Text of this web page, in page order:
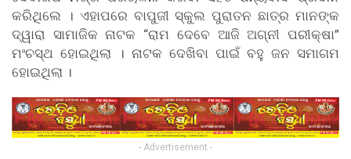
କରିଥିଲେ । ଏହାପରେ ବାପୁଜୀ ସ୍କୁଲ ପୁରାତନ ଛାତ୍ର ମାନଙ୍କ
ଦ୍ୱାରା ସାମାଜିକ ନାଟକ “ରାମ ଦେବେ ଆଜି ଅଗ୍ନୀ ପରୀକ୍ଷା”
ମଂଚସ୍ଥ ହୋଇଥିଲା । ନାଟକ ଦେଖିବା ପାଇଁ ବହୁ ଜନ ସମାଗମ
ହୋଇଥିଲା ।
- Advertisement -